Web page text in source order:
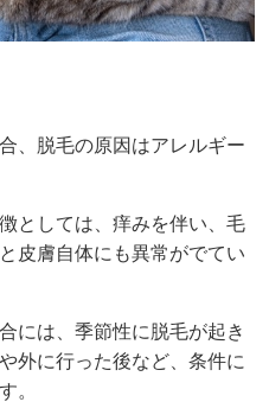
、脱毛の原因はアレルギー
としては、痒みを伴い、毛
皮膚自体にも異常がでてい
には、季節性に脱毛が起き
外に行った後など、条件に
。